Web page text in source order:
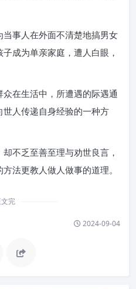
事人在外面不清楚地搞男女
成为单亲家庭，遭人白眼，
在生活中，所遭遇的际遇通
人传递自身经验的一种方
不乏至善至理与劝世良言，
法更教人做人做事的道理。
完
2024-09-04